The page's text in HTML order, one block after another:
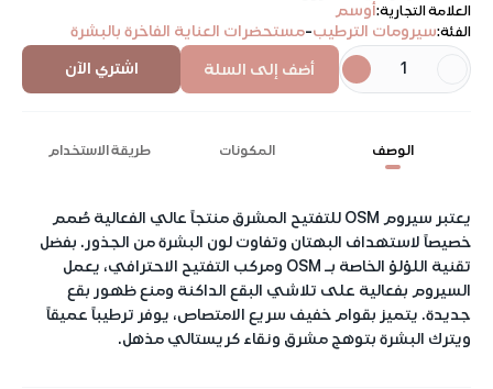
العلامة التجارية:أوسم
الفئة:سيرومات الترطيب-مستحضرات العناية الفاخرة بالبشرة
1
أضف إلى السلة اشتري الآن
الوصف المكونات طريقة الاستخدام
يعتبر سيروم OSM للتفتيح المشرق
منتجاً عالي الفعالية صُمم
خصيصاً لاستهداف البهتان وتفاوت لون البشرة من الجذور. بفضل
تقنية اللؤلؤ الخاصة بـ OSM ومركب التفتيح الاحترافي، يعمل
السيروم بفعالية على تلاشي البقع الداكنة ومنع ظهور بقع
جديدة. يتميز بقوام خفيف سريع الامتصاص، يوفر ترطيباً عميقاً
ويترك البشرة بتوهج مشرق ونقاء كريستالي مذهل.